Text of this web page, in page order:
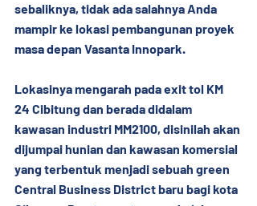
sebaliknya, tidak ada salahnya Anda
mampir ke lokasi pembangunan proyek
masa depan Vasanta Innopark.
Lokasinya mengarah pada exit tol KM
24 Cibitung dan berada didalam
kawasan industri MM2100, disinilah akan
dijumpai hunian dan kawasan komersial
yang terbentuk menjadi sebuah green
Central Business District baru bagi kota